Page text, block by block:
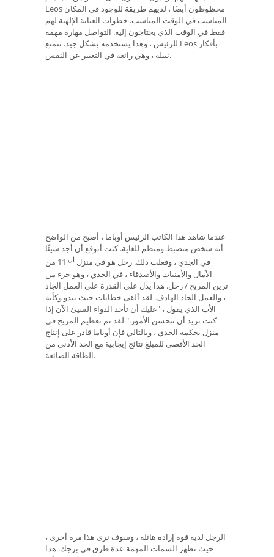
Leos محظوظون أيضًا ، لديهم طريقة للوجود في المكان
المناسب في الوقت المناسب. خطوات العناية الإلهية لهم
فقط في الوقت الذي يحتاجون إليه. التواصل مهارة مهمة
للرئيس ، وهذا يستخدمه بشكل جيد. تتمتع Leos بأفكار
نبيلة ، وهي رائعة في التعبير عن النفس.
عندما شاهد هذا الكاتب الرئيس أوباما ، أصبح من الواضح
أنه شخص منضبط ومنظم للغاية. كنت أتوقع أن أجد شيئًا
في الجدي ، وفعلت ذلك. زحل هو في منزل ال
11 من
الآمال والأمنيات والأصدقاء ، في الجدي ، وهو جزء من
ترين المريخ / زحل. هذا يدل على القدرة على العمل الجاد
، والعمل الجاد الهادف. لقد ألقى خطابات حيث يبدو وكأنه
الأب الذي يقول ، "عليك أن تأخذ الدواء السيئ الآن إذا
كنت تريد أن تتحسن الأمور." لقد تم تعظيم المريخ في
منزل يحكمه الجدي ، وبالتالي فإن أوباما قادر على إنتاج
الحد الأقصى للمبلغ نتائج إيجابية مع الحد الأدنى من
الطاقة الضائعة.
الرجل لديه قوة إرادة هائلة ، وسوف نرى هذا مرة أخرى ،
حيث تظهر السمات المهمة عدة طرق في برجك. هذا